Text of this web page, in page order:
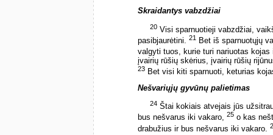
Skraidantys vabzdžiai
20 Visi sparnuotieji vabzdžiai,
pasibjaurėtini. 21
Bet iš sparnuotųjų
valgyti tuos, kurie turi nariuotas
įvairių rūšių skėrius, įvairių rūšių
23 Bet visi kiti sparnuoti, keturias
Nešvariųjų gyvūnų palietimas
24 Štai kokiais atvejais jūs
bus nešvarus iki vakaro, 25 o kas
drabužius ir bus nešvarus iki vakaro.